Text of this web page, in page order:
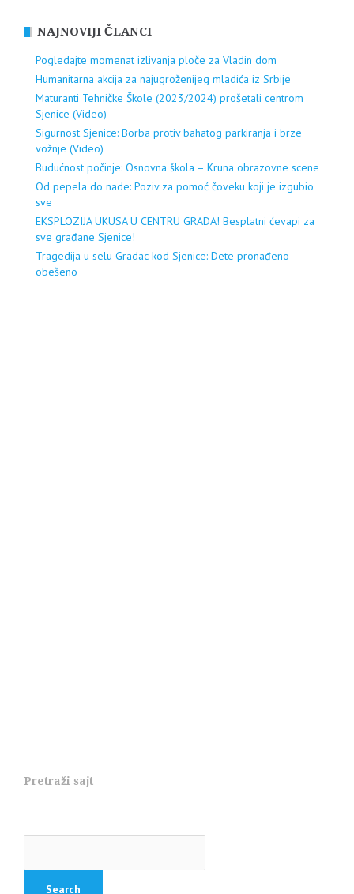
NAJNOVIJI ČLANCI
Pogledajte momenat izlivanja ploče za Vladin dom
Humanitarna akcija za najugroženijeg mladića iz Srbije
Maturanti Tehničke Škole (2023/2024) prošetali centrom
Sjenice (Video)
Sigurnost Sjenice: Borba protiv bahatog parkiranja i brze
vožnje (Video)
Budućnost počinje: Osnovna škola – Kruna obrazovne scene
Od pepela do nade: Poziv za pomoć čoveku koji je izgubio
sve
EKSPLOZIJA UKUSA U CENTRU GRADA! Besplatni ćevapi za
sve građane Sjenice!
Tragedija u selu Gradac kod Sjenice: Dete pronađeno
obešeno
Pretraži sajt